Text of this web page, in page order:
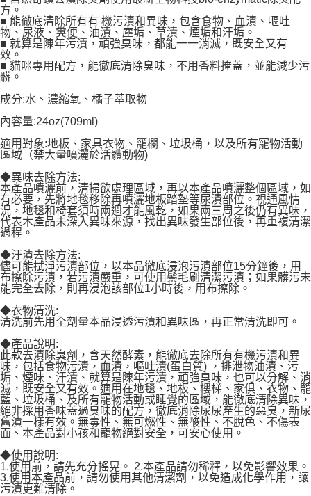
方。
■ 能徹底清除所有有 機污漬和異味，包含食物、血漬、嘔吐
物、尿液、糞便、油漬、塵垢、草漬、煙垢和汗垢。
■ 就算是陳年污漬，頑強臭味，都能一一消滅，既安全又有
效。
■ 貓咪專用配方，能徹底清除臭味，不用香料掩蓋，並能減少污
髒。
成分:水、濃縮氧、橘子萃取物
內容量:24oz(709ml)
適用對象:地板、家具衣物、籠欄、垃圾桶，以及所有寵物活動
區域（禁大量噴灑於活體動物)
◆異味去除方法:
本產品噴灑前，清掃欲處理區域，再以本產品噴灑整個區域，如
有必要，先將地毯移除再噴灑地板踏墊等尿漬部位。視通風情
況，地毯和椅套須時兩週才能風乾，如果兩三周之後仍有異味，
代表木產品未深入異味來源，找出異味發生部位後，再重複清潔
過程。
◆汙漬去除方法:
儘可能拭淨污漬部位，以本品徹底浸泡污漬部位15分鐘後，用
布擦除污漬，若污漬嚴重，可使用鬃毛刷清潔污漬；如果髒污未
能完全去除，則再浸泡該部位1小時後，用布擦除。
◆衣物清洗:
清洗前先用全劑量本品浸透污漬和異味區，再正常清洗即可。
◆產品說明:
此款去漬除臭劑，含天然酵素，能徹底去除所有有機污漬和異
味，包括食物污漬，血漬，嘔吐漬(蛋白質) ，排泄物油漬、污
垢、煙味、汗漬、就算是陳年污漬，頑強臭味，也可以分解、消
滅，既安全又有效。適用在地毯、地板、樓梯、家俱、衣物、籠
藍、垃圾桶、及所有寵物活動或睡覺的區域，能徹底清除異味，
絕非採用香味蓋過臭味的配方，徹底消除尿尿產生的惡臭，新尿
舊漬一樣有效。無毒性、無可燃性、無酸性、不脫色、不傷表
面、本產品對小孩和寵物絕對安全，可安心使用。
◆使用說明:
1.使用前，請先充分搖晃。 2.本產品請勿稀釋，以免影響效果。
3.使用本產品前，請勿使用其他清潔劑，以免造成化學作用，讓
污漬更難清除。